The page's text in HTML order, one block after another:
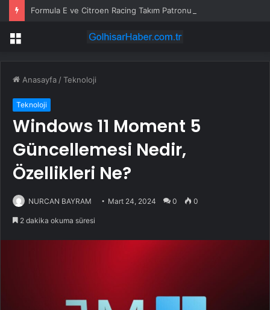
Menü
Anasayfa /Teknoloji
Teknoloji
Windows 11 Moment 5
Güncellemesi Nedir,
Özellikleri Ne?
NURCAN BAYRAM Mart 24, 2024 0 0
2 dakika okuma süresi